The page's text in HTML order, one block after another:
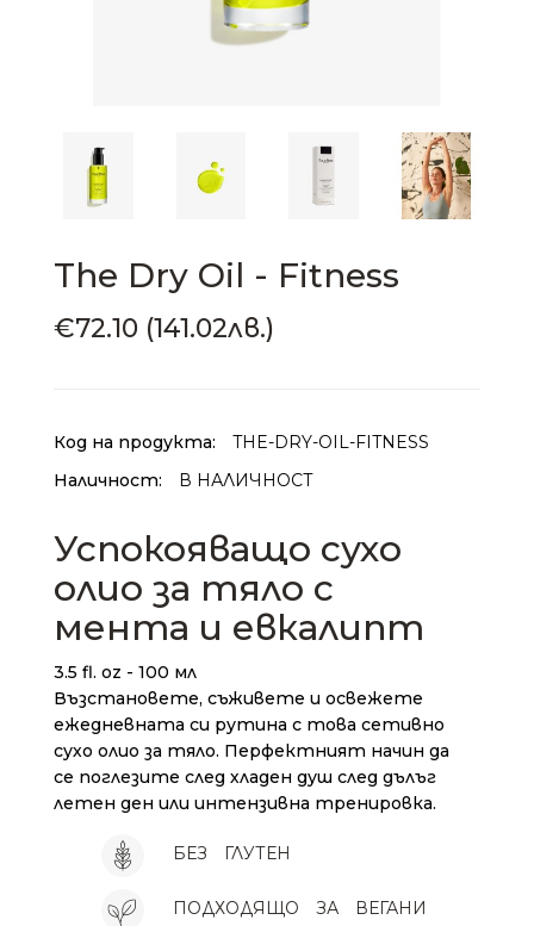
The Dry Oil - Fitness
€72.10 (141.02лв.)
Код на продукта:
THE-DRY-OIL-FITNESS
Наличност:
В НАЛИЧНОСТ
Успокояващо сухо
олио за тяло с
мента и евкалипт
3.5 fl. oz - 100 мл
Възстановете, съживете и освежете
ежедневната си рутина с това сетивно
сухо олио за тяло. Перфектният начин да
се поглезите след хладен душ след дълъг
летен ден или интензивна тренировка.
БЕЗ ГЛУТЕН
ПОДХОДЯЩО ЗА ВЕГАНИ